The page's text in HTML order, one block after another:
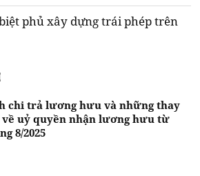
phủ xây dựng trái phép trên
chi trả lương hưu và những thay
về uỷ quyền nhận lương hưu từ
8/2025